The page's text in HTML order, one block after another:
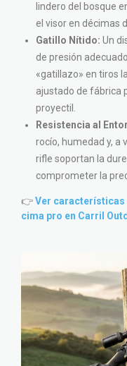
lindero del bosque
el visor en décimas
Gatillo Nítido: Un
de presión
«gatillazo» en tiros
ajustado de fábrica
proyectil.
Resistencia al
rocío, humedad y, a
rifle soportan la
comprometer la
👉Ver características
cima pro en Carril